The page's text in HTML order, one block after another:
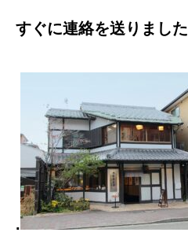
すぐに連絡を送りました
.